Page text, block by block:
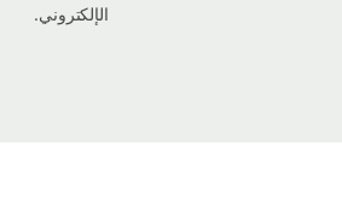
الإلكتروني.